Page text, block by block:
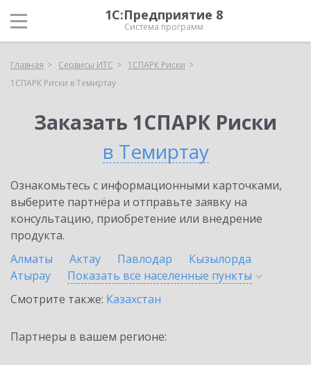
1С:Предприятие 8
Система программ
Главная Сервисы ИТС
1СПАРК Риски
1СПАРК Риски в Темиртау
Заказать 1СПАРК Риски
в Темиртау
Ознакомьтесь с информационными карточками,
выберите партнёра и отправьте заявку на
консультацию, приобретение или внедрение
продукта.
Алматы
Актау Павлодар
Кызылорда
Атырау
Показать все населенные пункты
Смотрите также: Казахстан
Партнеры в вашем регионе: